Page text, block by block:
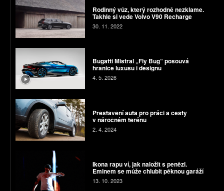
Rodinný vůz, který rozhodně nezklame.
Takhle si vede Volvo V90 Recharge
30. 11. 2022
Bugatti Mistral „Fly Bug“ posouvá
hranice luxusu i designu
4. 5. 2026
Přestavění auta pro práci a cesty
v náročném terénu
2. 4. 2024
Ikona rapu ví, jak naložit s penězi.
Eminem se může chlubit pěknou garáží
13. 10. 2023